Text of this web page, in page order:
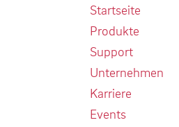
Startseite
Produkte
Support
Unternehmen
Karriere
Events